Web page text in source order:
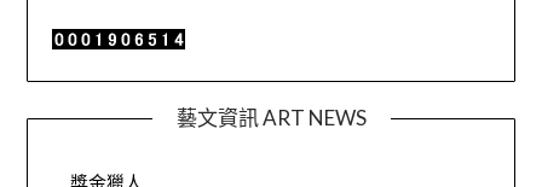
藝文資訊 ART NEWS
獎金獵人